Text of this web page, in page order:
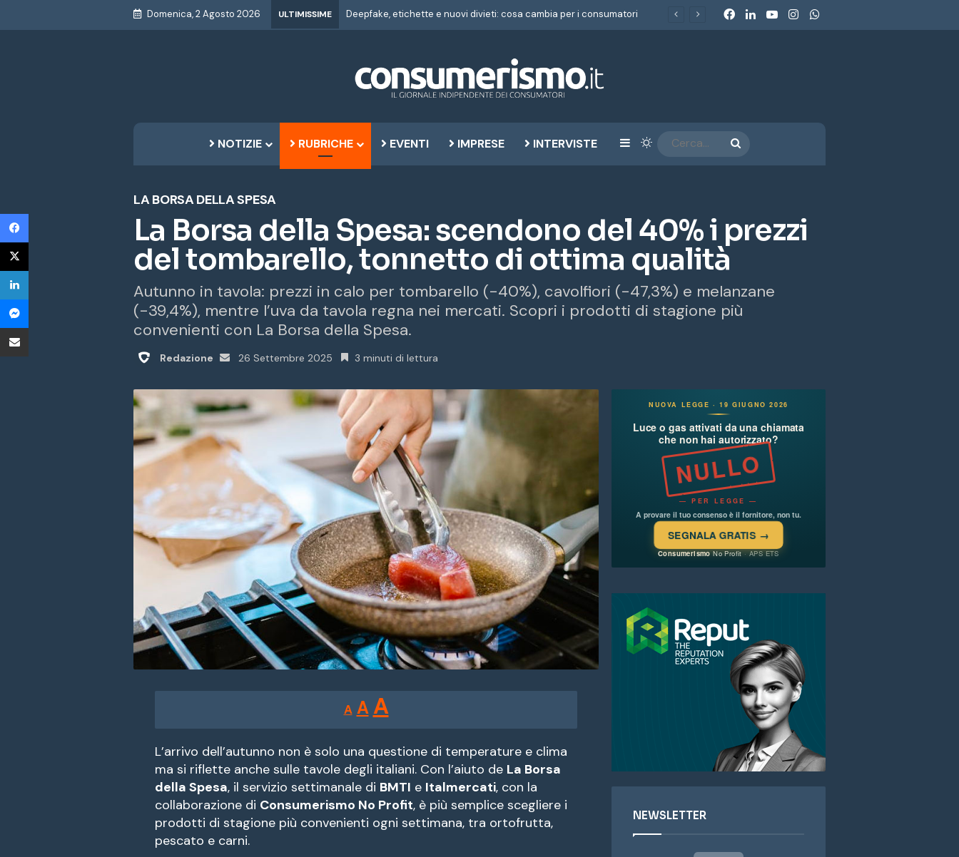
Domenica, 2 Agosto 2026 ULTIMISSIME FacebookLinkedInYou TubeInstagram
NOTIZIE RUBRICHE EVENTI IMPRESE INTERVISTE Barra laterale
Cambia aspetto CERCA...
LA BORSA DELLA SPESA
La Borsa della Spesa: scendono del 40% i prezzi
del tombarello, tonnetto di ottima qualità
Autunno in tavola: prezzi in calo per tombarello (-40%), cavolfiori (-47,3%) e melanzane
(-39,4%), mentre l’uva da tavola regna nei mercati. Scopri i prodotti di stagione più
convenienti con La Borsa della Spesa.
Redazione
Invia
26 Settembre 2025 3 minuti di lettura
A
Reducir
tamaño
de
fuente.
A Restablecer
tamaño
de
fuente
AAumentar
tamaño
de
fuente.
L’arrivo dell’autunno non è solo una questione di temperature e clima
ma si riflette anche sulle tavole degli italiani. Con l’aiuto de La Borsa
della Spesa, il servizio settimanale di BMTI e Italmercati, con la
collaborazione di Consumerismo No Profit, è più semplice scegliere i
prodotti di stagione più convenienti ogni settimana, tra ortofrutta,
pescato e carni.
NEWSLETTER